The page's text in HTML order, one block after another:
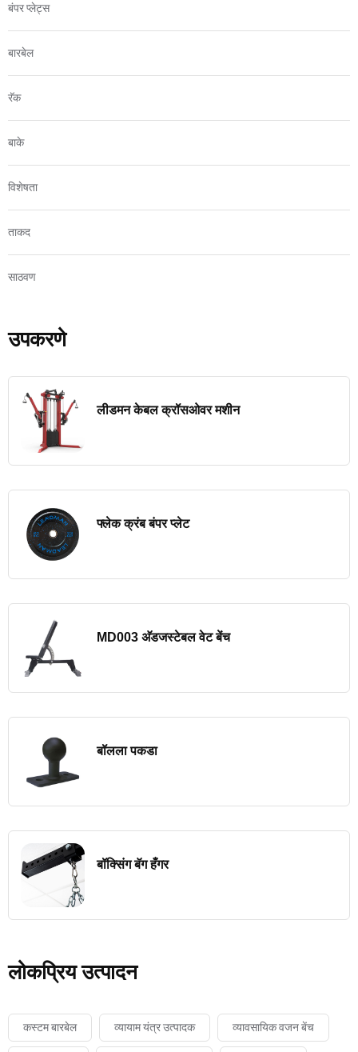
बंपर प्लेट्स
बारबेल
रॅक
बाके
विशेषता
ताकद
साठवण
उपकरणे
लीडमन केबल क्रॉसओवर मशीन
फ्लेक क्रंब बंपर प्लेट
MD003 अ‍ॅडजस्टेबल वेट बेंच
बॉलला पकडा
बॉक्सिंग बॅग हँगर
लोकप्रिय उत्पादन
कस्टम बारबेल व्यायाम यंत्र उत्पादक व्यावसायिक वजन बेंच